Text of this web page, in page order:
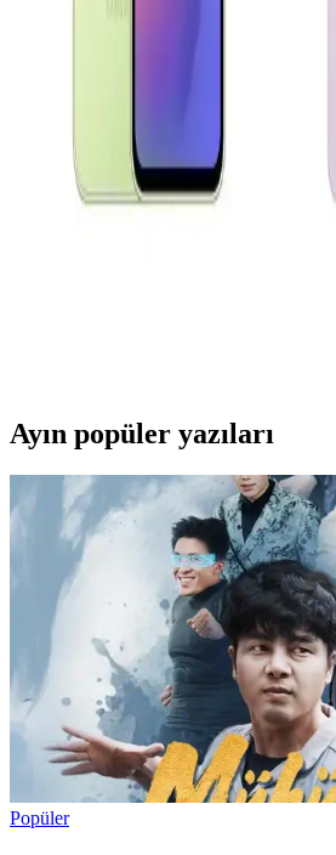
Xiaomi Redmi 13 ve Samsung Galaxy
ekran, kamera ve batarya özellikleri
Samsung Galaxy A Serisi Model
Özellikler Rehberi
Samsung Galaxy A serisinin teknik
dikkat edilmesi gerekenler hakkında
Ayın popüler yazıları
Popüler